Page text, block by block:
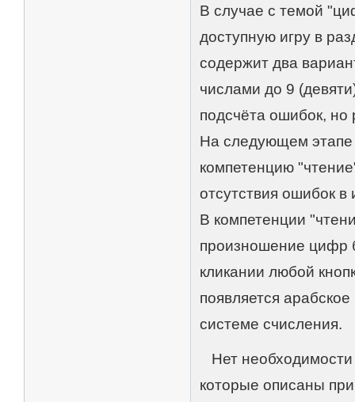
В случае с темой
доступную игру в
содержит два
числами до 9
подсчёта ошибок, но
На следующем
компетенцию
отсутствия ошибок в
В компетенции
произношение цифр
кликании любой
появляется
системе счисления.
Нет необходимости
которые описаны